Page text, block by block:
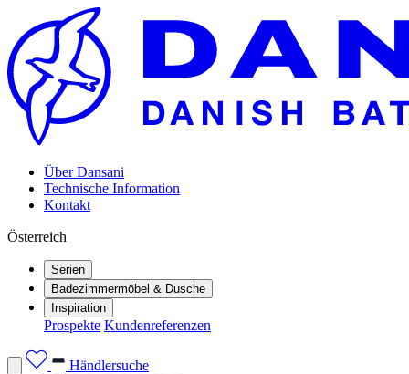
Über Dansani
Technische Information
Kontakt
Österreich
Serien
Badezimmermöbel & Dusche
Inspiration
Prospekte Kundenreferenzen
Händlersuche